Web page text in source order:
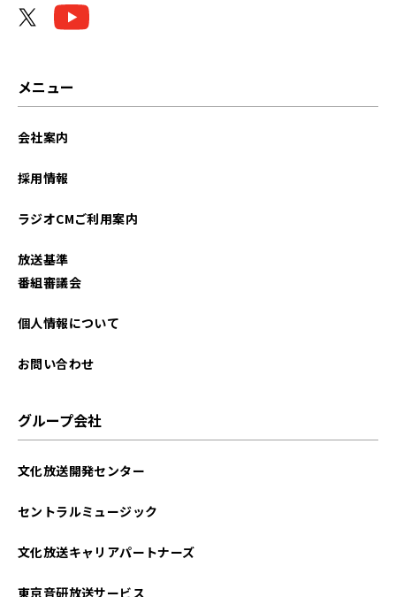
2025年05月
2025年02月
メニュー
会社案内
採用情報
ラジオCMご利用案内
放送基準
番組審議会
個人情報について
お問い合わせ
グループ会社
文化放送開発センター
セントラルミュージック
文化放送キャリアパートナーズ
東京音研放送サービス